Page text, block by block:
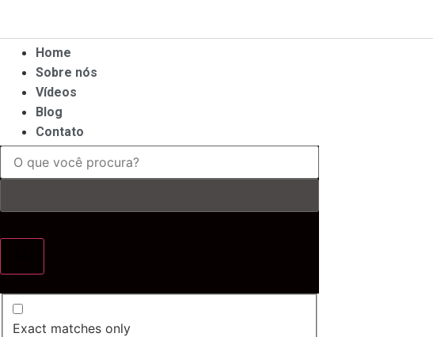
conteúdo
Home
Sobre nós
Vídeos
Blog
Contato
Exact matches only